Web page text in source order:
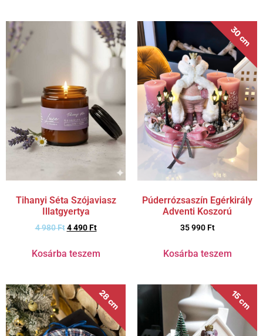
Tihanyi Séta Szójaviasz
Illatgyertya
4 980Ft 4 490Ft
Kosárba teszem
30 cm
Púderrózsaszín Egérkirály
Adventi Koszorú
35 990 Ft
Kosárba teszem
28 cm 15 cm